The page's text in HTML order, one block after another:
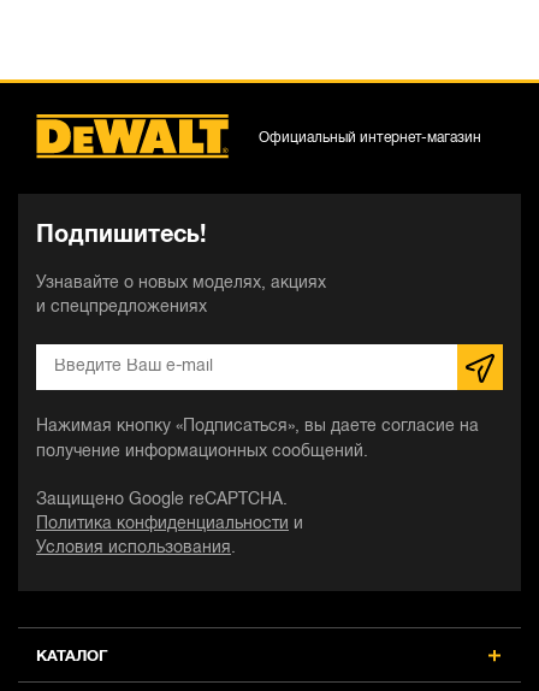
КАТАЛОГ
Подпишитесь!
Узнавайте о новых моделях, акциях
и спецпредложениях
Нажимая кнопку «Подписаться», вы даете согласие на
получение информационных сообщений.
Защищено Google reCAPTCHA.
Политика конфиденциальности
и
Условия использования .
Официальный интернет-магазин